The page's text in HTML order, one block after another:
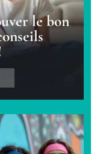
le bon